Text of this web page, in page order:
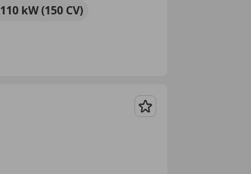
110 kW (150 CV)
Guardar